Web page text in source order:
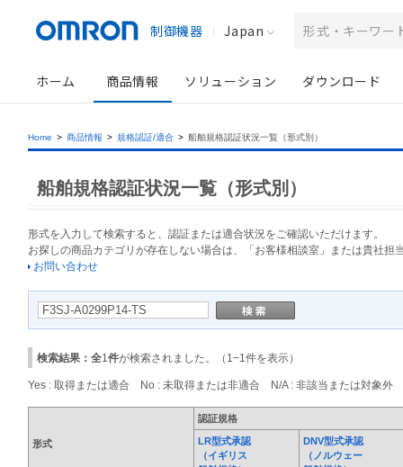
制御機器 Japan
ホーム 商品情報 ソリューション ダウンロード
Home > 商品情報 > 規格認証/適合 > 船舶規格認証状況一覧（形式別）
船舶規格認証状況一覧（形式別）
形式を入力して検索すると、認証または適合状況をご確認いただけます。
お探しの商品カテゴリが存在しない場合は、「お客様相談室」または貴社担
お問い合わせ
検索結果：全1 件が検索されました。（ 1 −1 件を表示）
Yes : 取得または適合 No : 未取得または非適合 N/A : 非該当または対象外
形式
認証規格
LR型式承認
（イギリス
DNV型式承認
（ノルウェー